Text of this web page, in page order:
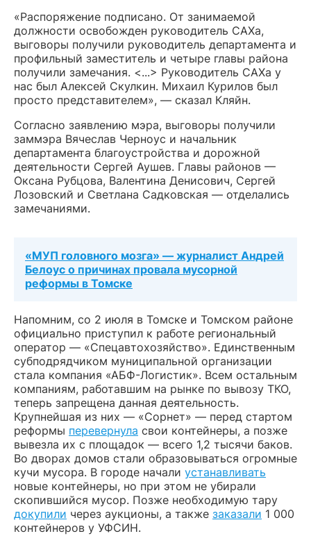
«Распоряжение подписано. От занимаемой
должности освобожден руководитель САХа,
выговоры получили руководитель департамента и
профильный заместитель и четыре главы района
получили замечания. <...> Руководитель САХа у
нас был Алексей Скулкин. Михаил Курилов был
просто представителем», — сказал Кляйн.
Согласно заявлению мэра, выговоры получили
заммэра Вячеслав Черноус и начальник
департамента благоустройства и дорожной
деятельности Сергей Аушев. Главы районов —
Оксана Рубцова, Валентина Денисович, Сергей
Лозовский и Светлана Садковская — отделались
замечаниями.
«МУП головного мозга» — журналист Андрей
Белоус о причинах провала мусорной
реформы в Томске
Напомним, со 2 июля в Томске и Томском районе
официально приступил к работе региональный
оператор — «Спецавтохозяйство». Единственным
субподрядчиком муниципальной организации
стала компания «АБФ-Логистик». Всем остальным
компаниям, работавшим на рынке по вывозу ТКО,
теперь запрещена данная деятельность.
Крупнейшая из них — «Сорнет» — перед стартом
реформы перевернула свои контейнеры, а позже
вывезла их с площадок — всего 1,2 тысячи баков.
Во дворах домов стали образовываться огромные
кучи мусора. В городе начали устанавливать
новые контейнеры, но при этом не убирали
скопившийся мусор. Позже необходимую тару
докупили через аукционы, а также заказали 1 000
контейнеров у УФСИН.